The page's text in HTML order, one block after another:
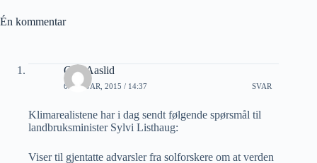
Én kommentar
Geir Aaslid
6 JANUAR, 2015 / 14:37 SVAR
Klimarealistene har i dag sendt følgende spørsmål til
landbruksminister Sylvi Listhaug:
Viser til gjentatte advarsler fra solforskere om at verden